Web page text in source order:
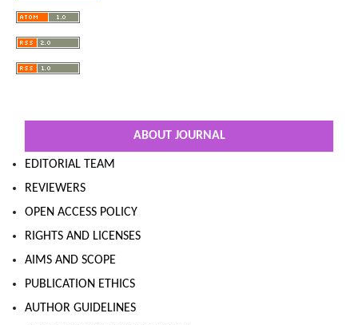
ABOUT JOURNAL
EDITORIAL TEAM
REVIEWERS
OPEN ACCESS POLICY
RIGHTS AND LICENSES
AIMS AND SCOPE
PUBLICATION ETHICS
AUTHOR GUIDELINES